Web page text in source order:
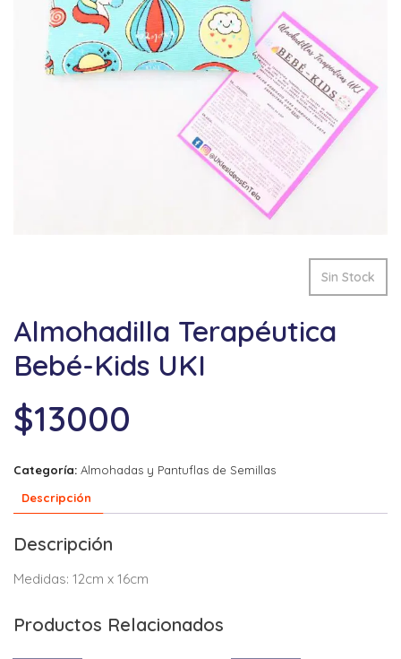
Sin Stock
Almohadilla Terapéutica
Bebé-Kids UKI
$13000
Categoría: Almohadas y Pantuflas de Semillas
Descripción
Descripción
Medidas: 12cm x 16cm
Productos Relacionados